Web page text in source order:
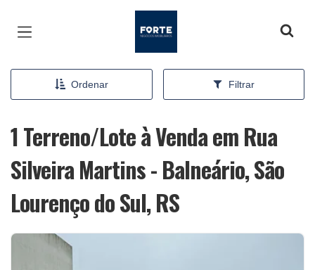
Ordenar Filtrar
1 Terreno/Lote à Venda em Rua
Silveira Martins - Balneário, São
Lourenço do Sul, RS